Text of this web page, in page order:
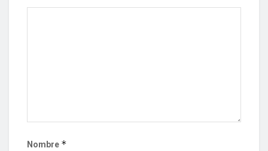
Nombre *